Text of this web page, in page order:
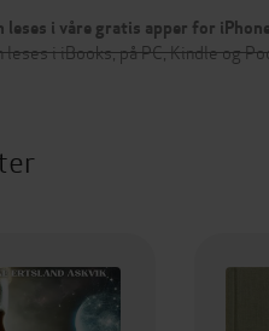
leses i våre gratis apper for
leses i iBooks, på PC, Kindle og